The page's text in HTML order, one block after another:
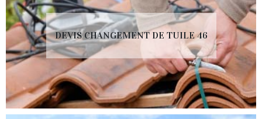
DEVIS CHANGEMENT DE TUILE 46